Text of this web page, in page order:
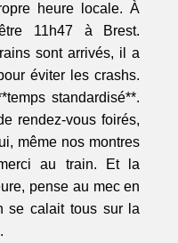
heure locale. À
11h47 à Brest.
sont arrivés, il a
éviter les crashs.
standardisé**.
rendez-vous foirés,
même nos montres
au train. Et la
pense au mec en
se calait tous sur la